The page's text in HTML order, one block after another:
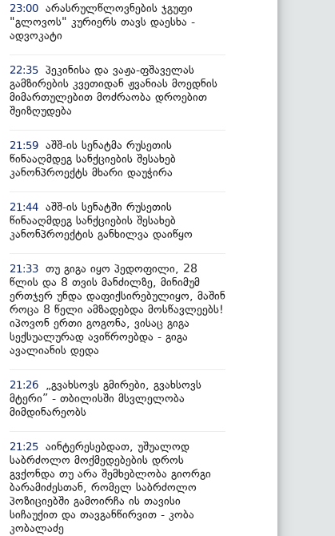
23:00 არასრულწლოვნების ჯგუფი
"გლოვოს" კურიერს თავს დაესხა -
ადვოკატი
22:35 პეკინისა და ვაჟა-ფშაველას
გამზირების კვეთიდან ჟვანიას მოედნის
მიმართულებით მოძრაობა დროებით
შეიზღუდება
21:59 აშშ-ის სენატმა რუსეთის
წინააღმდეგ სანქციების შესახებ
კანონპროექტს მხარი დაუჭირა
21:44 აშშ-ის სენატში რუსეთის
წინააღმდეგ სანქციების შესახებ
კანონპროექტის განხილვა დაიწყო
21:33 თუ გიგა იყო პედოფილი, 28
წლის და 8 თვის მანძილზე, მინიმუმ
ერთჯერ უნდა დაფიქსირებულიყო, მაშინ
როცა 8 წელი ამზადებდა მოსწავლეებს!
იპოვონ ერთი გოგონა, ვისაც გიგა
სექსუალურად ავიწროებდა - გიგა
ავალიანის დედა
21:26
„გვახსოვს გმირები, გვახსოვს
მტერი” - თბილისში მსვლელობა
მიმდინარეობს
21:25 აინტერესებდათ, უშუალოდ
საბრძოლო მოქმედებების დროს
გვქონდა თუ არა შემხებლობა გიორგი
ბარამიძესთან, რომელ საბრძოლო
პოზიციებში გამოირჩა ის თავისი
სიჩაუქით და თავგანწირვით - კობა
კობალაძე